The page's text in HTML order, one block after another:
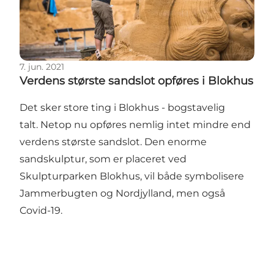
7. jun. 2021
Verdens største sandslot opføres i Blokhus
Det sker store ting i Blokhus - bogstavelig
talt. Netop nu opføres nemlig intet mindre end
verdens største sandslot. Den enorme
sandskulptur, som er placeret ved
Skulpturparken Blokhus, vil både symbolisere
Jammerbugten og Nordjylland, men også
Covid-19.